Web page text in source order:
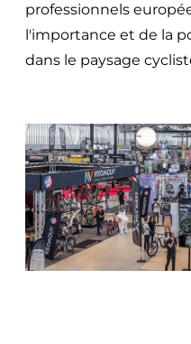
professionnels
l'importance et de la
dans le paysage